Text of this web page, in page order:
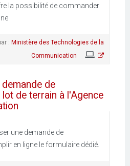
la possibilité de commander
: Ministère des Technologies de la
Communication
de
de terrain à l'Agence
une demande de
en ligne le formulaire dédié.